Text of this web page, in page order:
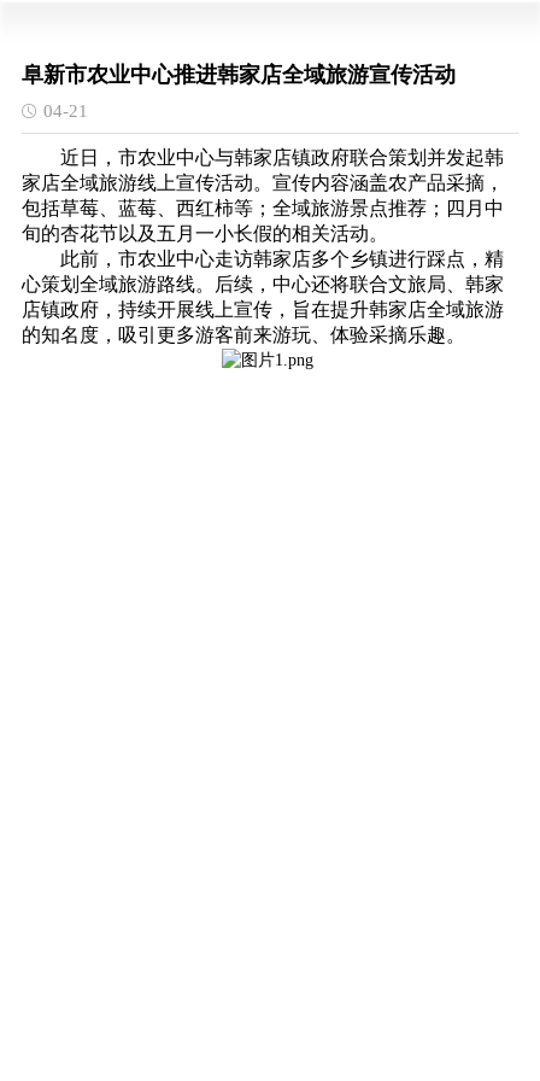
阜新市农业中心推进韩家店全域旅游宣传活动
04-21
近日，市农业中心与韩家店镇政府联合策划并发起韩
家店全域旅游线上宣传活动。宣传内容涵盖农产品采摘，
包括草莓、蓝莓、西红柿等；全域旅游景点推荐；四月中
旬的杏花节以及五月一小长假的相关活动。
此前，市农业中心走访韩家店多个乡镇进行踩点，精
心策划全域旅游路线。后续，中心还将联合文旅局、韩家
店镇政府，持续开展线上宣传，旨在提升韩家店全域旅游
的知名度，吸引更多游客前来游玩、体验采摘乐趣。